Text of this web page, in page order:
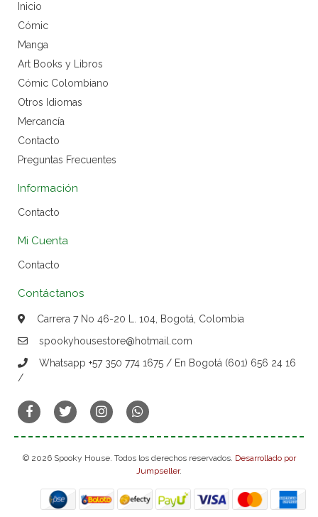
Inicio
Cómic
Manga
Art Books y Libros
Cómic Colombiano
Otros Idiomas
Mercancía
Contacto
Preguntas Frecuentes
Información
Contacto
Mi Cuenta
Contacto
Contáctanos
Carrera 7 No 46-20 L. 104, Bogotá, Colombia
spookyhousestore@hotmail.com
Whatsapp +57 350 774 1675 / En Bogotá (601) 656 24 16
/
© 2026 Spooky House. Todos los derechos reservados. Desarrollado por
Jumpseller.